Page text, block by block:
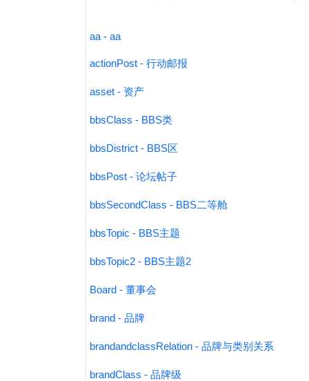
aa - aa
actionPost - 行动邮报
asset - 资产
bbsClass - BBS类
bbsDistrict - BBS区
bbsPost - 论坛帖子
bbsSecondClass - BBS二等舱
bbsTopic - BBS主题
bbsTopic2 - BBS主题2
Board - 董事会
brand - 品牌
brandandclassRelation - 品牌与类别关系
brandClass - 品牌级